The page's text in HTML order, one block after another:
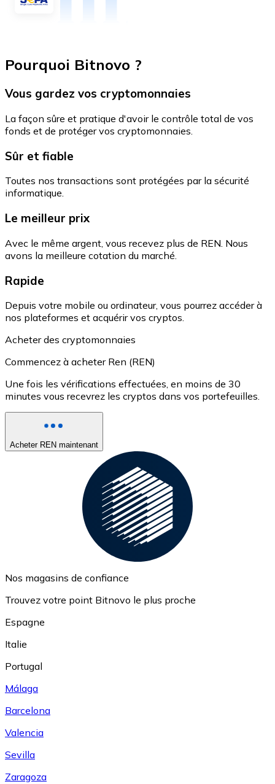
Pourquoi Bitnovo ?
Vous gardez vos cryptomonnaies
La façon sûre et pratique d'avoir le contrôle total de vos
fonds et de protéger vos cryptomonnaies.
Sûr et fiable
Toutes nos transactions sont protégées par la sécurité
informatique.
Le meilleur prix
Avec le même argent, vous recevez plus de REN. Nous
avons la meilleure cotation du marché.
Rapide
Depuis votre mobile ou ordinateur, vous pourrez accéder à
nos plateformes et acquérir vos cryptos.
Acheter des cryptomonnaies
Commencez à acheter Ren (REN)
Une fois les vérifications effectuées, en moins de 30
minutes vous recevrez les cryptos dans vos portefeuilles.
Acheter REN maintenant
Nos magasins de confiance
Trouvez votre point Bitnovo le plus proche
Espagne
Italie
Portugal
Málaga
Barcelona
Valencia
Sevilla
Zaragoza